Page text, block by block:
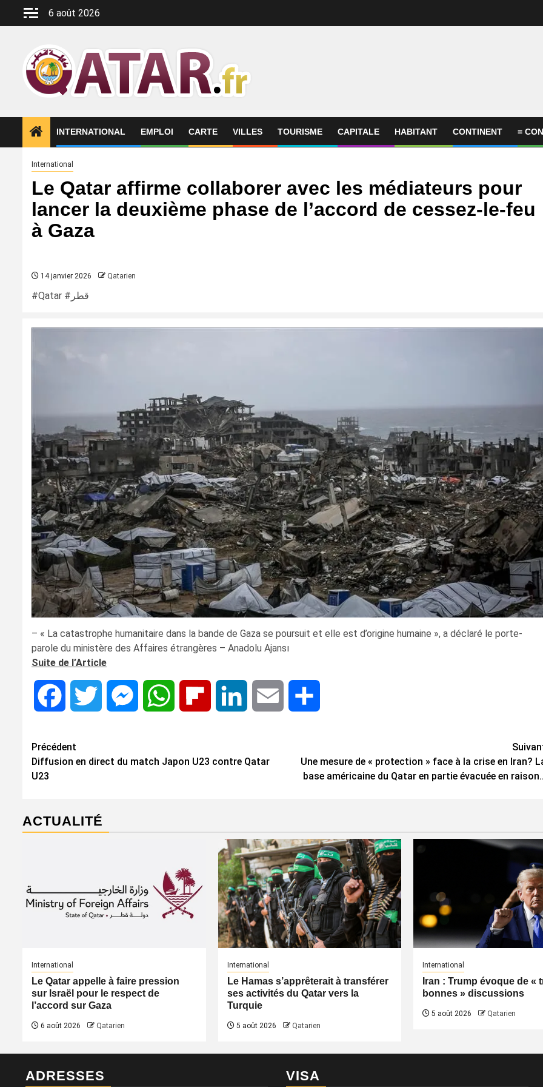
6 août 2026
INTERNATIONAL EMPLOI CARTE VILLES TOURISME CAPITALE HABITANT CONTINENT =
International
Le Qatar affirme collaborer avec les médiateurs pour
lancer la deuxième phase de l’accord de cessez-le-feu
à Gaza
14 janvier 2026 Qatarien
#Qatar #قطر
– « La catastrophe humanitaire dans la bande de Gaza se poursuit et elle est d’origine humaine », a déclaré le porte-
parole du ministère des Affaires étrangères – Anadolu Ajansı
Suite de l’Article
Facebook Twitter MessengerWhatsApp Flipboard LinkedIn Email
Navigation
d’article
Précédent
Diffusion en direct du match Japon U23 contre Qatar
U23
Une mesure de « protection » face à la crise en Iran?
base américaine du Qatar en partie évacuée en
ACTUALITÉ
International
Le Qatar appelle à faire pression
sur Israël pour le respect de
l’accord sur Gaza
6 août 2026 Qatarien
International
Le Hamas s’apprêterait à transférer
ses activités du Qatar vers la
Turquie
5 août 2026 Qatarien
International
Iran : Trump évoque de «
bonnes » discussions
5 août 2026 Qatarien
ADRESSES VISA